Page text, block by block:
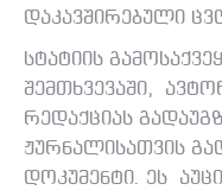
დაკავშირებული
სტატიის
შემთხვევაში,
რედაქციას
ჟურნალისათვის
დოკუმენტი. ეს